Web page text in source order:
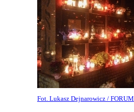
Fot. Lukasz Dejnarowicz / FORUM